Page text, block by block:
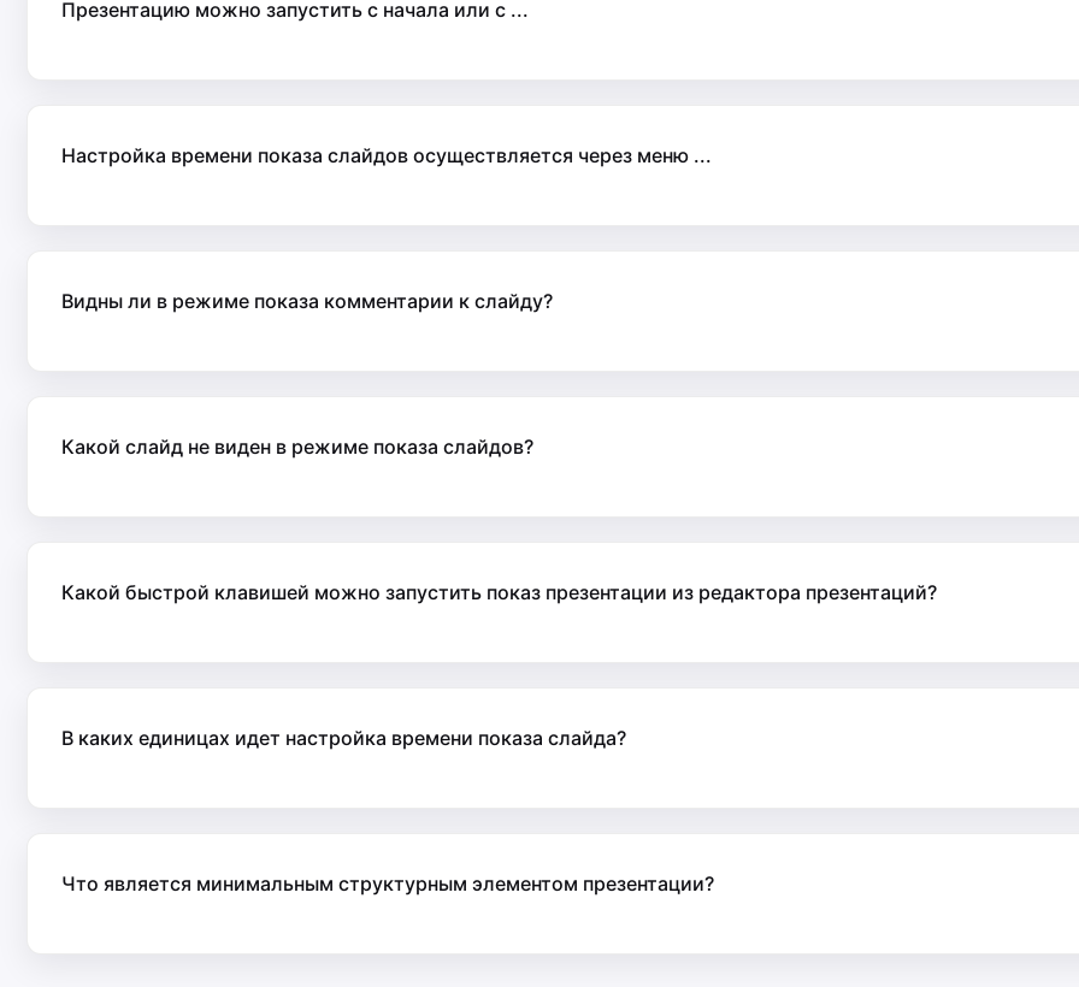
Презентацию можно запустить с начала или с ...
Настройка времени показа слайдов осуществляется через меню ...
Видны ли в режиме показа комментарии к слайду?
Какой слайд не виден в режиме показа слайдов?
Какой быстрой клавишей можно запустить показ презентации из редактора презентаций?
В каких единицах идет настройка времени показа слайда?
Что является минимальным структурным элементом презентации?